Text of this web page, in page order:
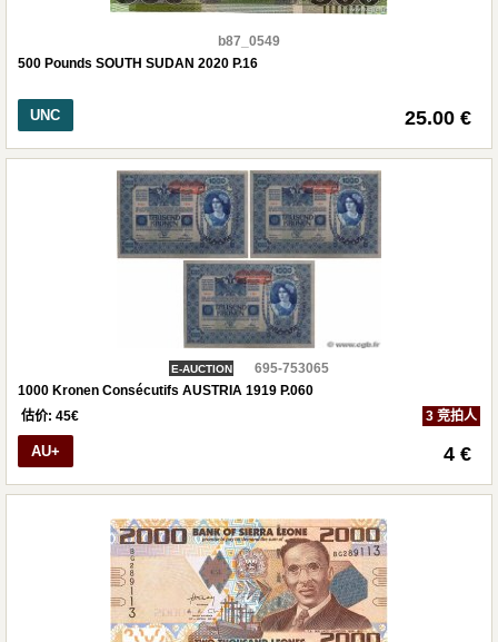
b87_0549
500 Pounds SOUTH SUDAN 2020 P.16
UNC 25.00 €
E-AUCTION
695-753065
1000 Kronen Consécutifs AUSTRIA 1919 P.060
估价: 45€ 3 竞拍人
AU+ 4 €